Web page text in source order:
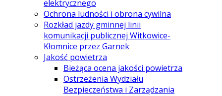
elektrycznego
Ochrona ludności i obrona cywilna
Rozkład jazdy gminnej linii
komunikacji publicznej Witkowice-
Kłomnice przez Garnek
Jakość powietrza
Bieżąca ocena jakości powietrza
Ostrzeżenia Wydziału
Bezpieczeństwa i Zarządzania